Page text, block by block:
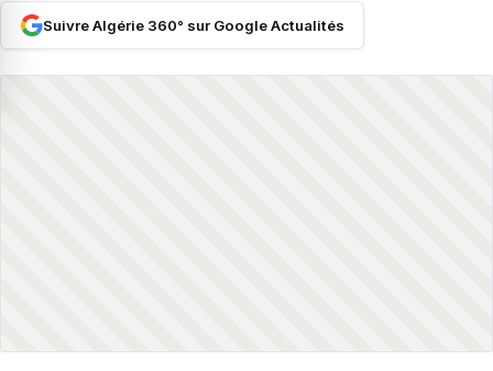
Suivre Algérie 360° sur Google Actualités